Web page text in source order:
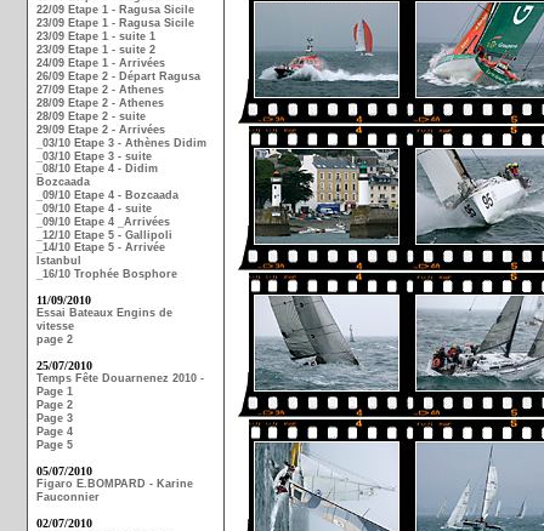
22/09 Etape 1 - Ragusa Sicile
23/09 Etape 1 - Ragusa Sicile
23/09 Etape 1 - suite 1
23/09 Etape 1 - suite 2
24/09 Etape 1 - Arrivées
26/09 Etape 2 - Départ Ragusa
27/09 Etape 2 - Athenes
28/09 Etape 2 - Athenes
28/09 Etape 2 - suite
29/09 Etape 2 - Arrivées
_03/10 Etape 3 - Athènes Didim
_03/10 Etape 3 - suite
_08/10 Etape 4 - Didim
Bozcaada
_09/10 Etape 4 - Bozcaada
_09/10 Etape 4 - suite
_09/10 Etape 4 _Arrivées
_12/10 Etape 5 - Gallipoli
_14/10 Etape 5 - Arrivée
Istanbul
_16/10 Trophée Bosphore
11/09/2010
Essai Bateaux Engins de
vitesse
page 2
25/07/2010
Temps Fête Douarnenez 2010 -
Page 1
Page 2
Page 3
Page 4
Page 5
05/07/2010
Figaro E.BOMPARD - Karine
Fauconnier
02/07/2010